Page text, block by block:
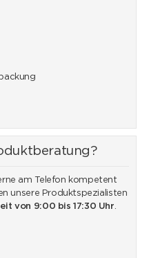
am Telefon kompetent
unsere Produktspezialisten
von 9:00 bis 17:30 Uhr.